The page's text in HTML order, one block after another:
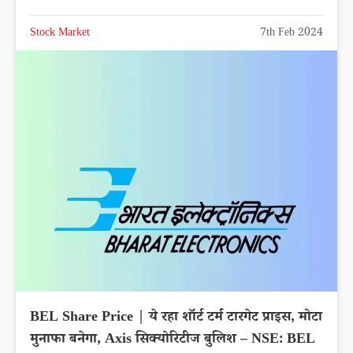
Stock Market 7th Feb 2024
BEL Share Price | ये रहा शॉर्ट टर्म टारगेट प्राइस, मोटा
मुनाफा बनेगा, Axis सिक्योरिटीज बुलिश – NSE: BEL